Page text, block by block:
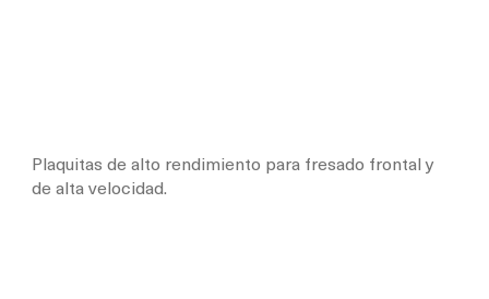
Plaquitas de alto rendimiento para fresado frontal y
de alta velocidad.